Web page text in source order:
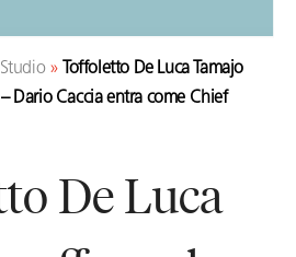
»
Toffoletto De Luca Tamajo
Dario Caccia entra come Chief
De Luca